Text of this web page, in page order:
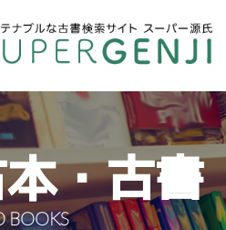
・古書
BOOKS